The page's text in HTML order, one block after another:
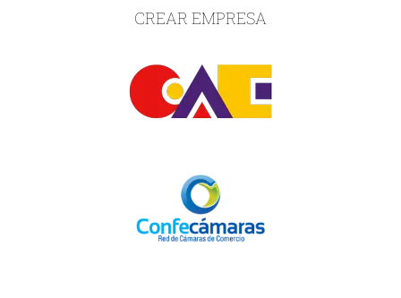
CREAR EMPRESA